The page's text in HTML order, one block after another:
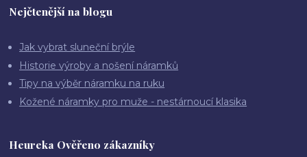
Nejčtenější na blogu
Jak vybrat sluneční brýle
Historie výroby a nošení náramků
Tipy na výběr náramku na ruku
Kožené náramky pro muže - nestárnoucí klasika
Heureka Ověřeno zákazníky